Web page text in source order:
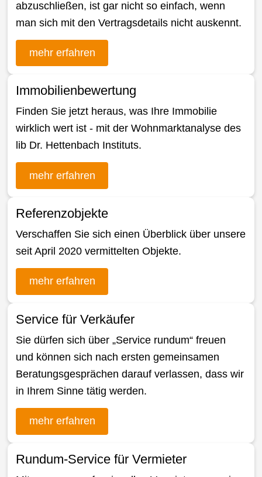
abzuschließen, ist gar nicht so einfach, wenn
man sich mit den Vertragsdetails nicht auskennt.
mehr erfahren
Immobilienbewertung
Finden Sie jetzt heraus, was Ihre Immobilie
wirklich wert ist - mit der Wohnmarktanalyse des
lib Dr. Hettenbach Instituts.
mehr erfahren
Referenzobjekte
Verschaffen Sie sich einen Überblick über unsere
seit April 2020 vermittelten Objekte.
mehr erfahren
Service für Verkäufer
Sie dürfen sich über „Service rundum“ freuen
und können sich nach ersten gemeinsamen
Beratungsgesprächen darauf verlassen, dass wir
in Ihrem Sinne tätig werden.
mehr erfahren
Rundum-Service für Vermieter